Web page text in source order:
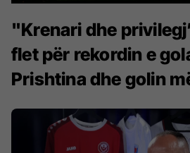
"Krenari dhe
flet për rekordin e
Prishtina dhe golin